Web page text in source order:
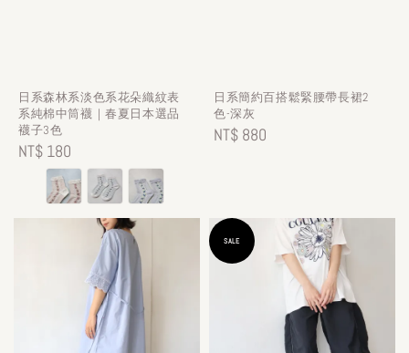
日系森林系淡色系花朵織紋表
系純棉中筒襪｜春夏日本選品
襪子3色
Regular
price
NT$ 180
日系簡約百搭鬆緊腰帶長裙2
色-深灰
Regular
NT$ 880
SALE